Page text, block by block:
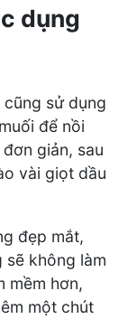
dụng
sử dụng
để nồi
giản, sau
vài giọt dầu
đẹp mắt,
sẽ không làm
mềm hơn,
một chút